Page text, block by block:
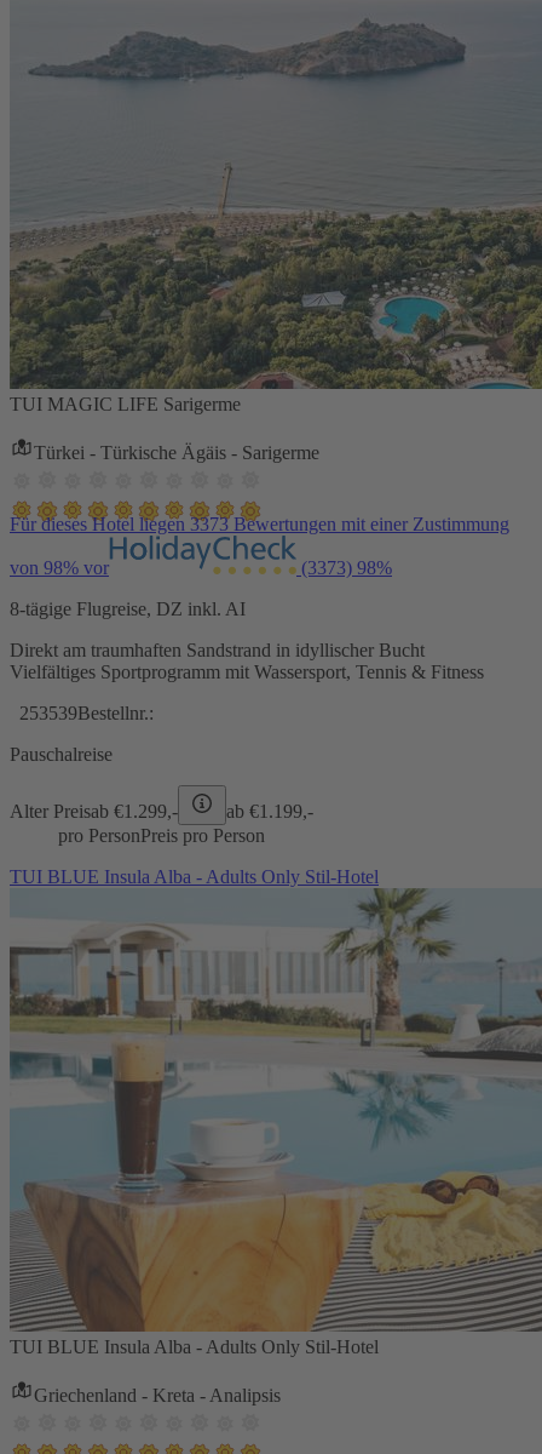
TUI MAGIC LIFE Sarigerme
Türkei - Türkische Ägäis - Sarigerme
Für dieses Hotel liegen 3373 Bewertungen mit einer Zustimmung
von 98% vor (3373) 98%
8-tägige Flugreise, DZ inkl. AI
Direkt am traumhaften Sandstrand in idyllischer Bucht
Vielfältiges Sportprogramm mit Wassersport, Tennis & Fitness
253539Bestellnr.:
Pauschalreise
Alter Preisab €1.299,- ab €1.199,-
pro PersonPreis pro Person
TUI BLUE Insula Alba - Adults Only Stil-Hotel
TUI BLUE Insula Alba - Adults Only Stil-Hotel
Griechenland - Kreta - Analipsis